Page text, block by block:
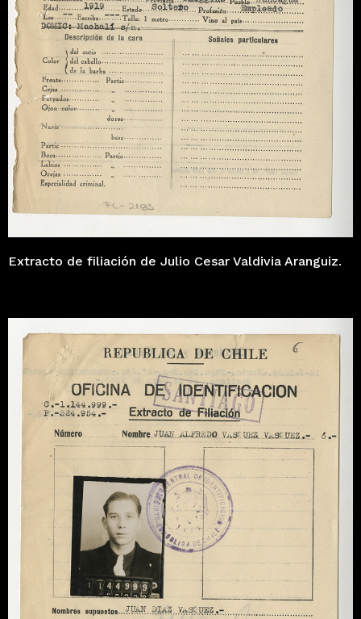
Extracto de filiación de Julio Cesar Valdivia Aranguiz.